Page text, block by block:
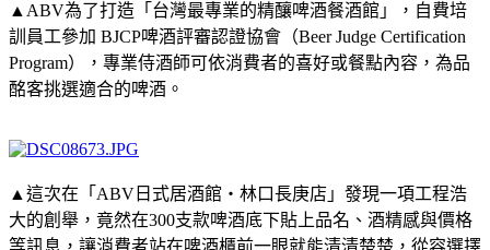
▲ABV為了打造「台灣最專業的精釀啤酒餐酒館」，自費培
訓員工參加 BJCP啤酒評審認證協會（Beer Judge Certification
Program），專業侍酒師可依消費者的喜好或餐點內容，為品
酩客挑選適合的啤酒。
▲這次在「ABV日式居酒館・林口長庚店」發現一項工程浩
大的創舉，竟然在300支款啤酒底下貼上品名、酒精感與價格